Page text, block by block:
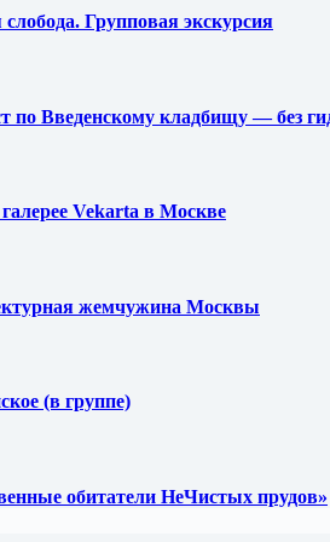
Групповая экскурсия
по Введенскому кладбищу — без
Vekarta в Москве
жемчужина Москвы
(в группе)
обитатели НеЧистых прудов»